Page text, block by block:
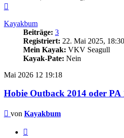
Kayakbum
Beiträge: 3
Registriert: 22. Mai 2025, 18:30
Mein Kayak: VKV Seagull
Kayak-Pate: Nein
Mai 2026 12 19:18
Hobie Outback 2014 oder PA
Beitrag
von Kayakbum